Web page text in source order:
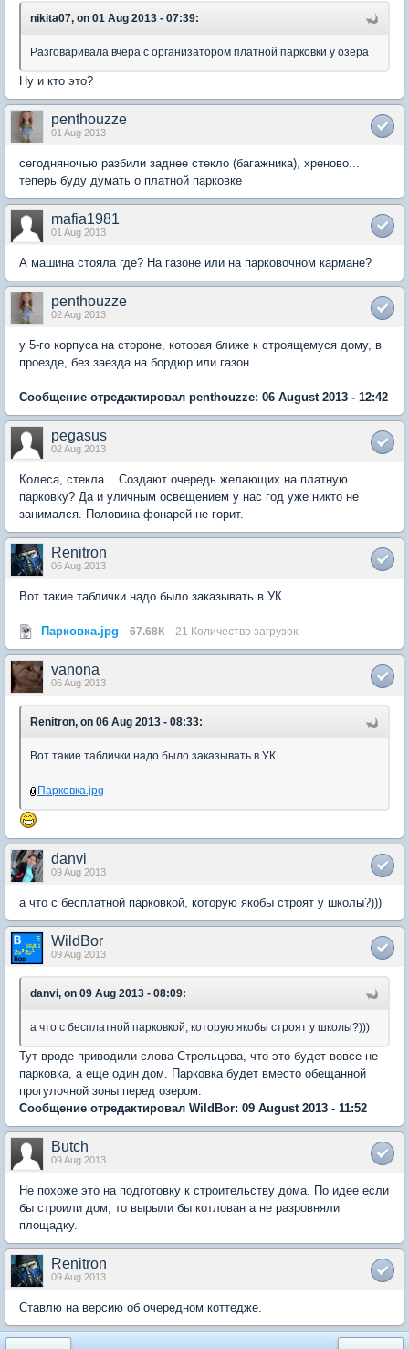
nikita07, on 01 Aug 2013 - 07:39:
Разговаривала вчера с организатором платной парковки у озера
Ну и кто это?
penthouzze
01 Aug 2013
сегодняночью разбили заднее стекло (багажника), хреново...
теперь буду думать о платной парковке
mafia1981
01 Aug 2013
А машина стояла где? На газоне или на парковочном кармане?
penthouzze
02 Aug 2013
у 5-го корпуса на стороне, которая ближе к строящемуся дому, в
проезде, без заезда на бордюр или газон
Сообщение отредактировал penthouzze: 06 August 2013 - 12:42
pegasus
02 Aug 2013
Колеса, стекла... Создают очередь желающих на платную
парковку? Да и уличным освещением у нас год уже никто не
занимался. Половина фонарей не горит.
Renitron
06 Aug 2013
Вот такие таблички надо было заказывать в УК
Парковка.jpg 67.68К 21 Количество загрузок:
vanona
06 Aug 2013
Renitron, on 06 Aug 2013 - 08:33:
Вот такие таблички надо было заказывать в УК
Парковка.jpg
danvi
09 Aug 2013
а что с бесплатной парковкой, которую якобы строят у школы?)))
WildBor
09 Aug 2013
danvi, on 09 Aug 2013 - 08:09:
а что с бесплатной парковкой, которую якобы строят у школы?)))
Тут вроде приводили слова Стрельцова, что это будет вовсе не
парковка, а еще один дом. Парковка будет вместо обещанной
прогулочной зоны перед озером.
Сообщение отредактировал WildBor: 09 August 2013 - 11:52
Butch
09 Aug 2013
Не похоже это на подготовку к строительству дома. По идее если
бы строили дом, то вырыли бы котлован а не разровняли
площадку.
Renitron
09 Aug 2013
Ставлю на версию об очередном коттедже.